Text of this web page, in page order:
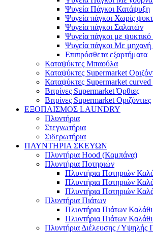
Ψυγεία Πάγκοι Κατάψυξη
Ψυγεία πάγκοι Χωρίς
Ψυγεία πάγκοι Σαλατών
Ψυγεία πάγκοι με
Ψυγεία πάγκοι Με μηχανή
Επιπρόσθετα εξαρτήματα
Καταψύκτες Μπαούλα
Καταψύκτες Supermarket
Καταψύκτες Supermarket curved
Βιτρίνες Supermarket Όρθιες
Βιτρίνες Supermarket Οριζόντιες
ΕΞΟΠΛΙΣΜΟΣ LAUNDRY
Πλυντήρια
Στεγνωτήρια
Σιδερωτήρια
ΠΛΥΝΤΗΡΙΑ ΣΚΕΥΩΝ
Πλυντήρια Hood (Καμπάνα)
Πλυντήρια Ποτηριών
Πλυντήρια Ποτηριών
Πλυντήρια Ποτηριών
Πλυντήρια Ποτηριών
Πλυντήρια Πιάτων
Πλυντήρια Πιάτων
Πλυντήρια Πιάτων
Πλυντήρια Διέλευσης / Υψηλής